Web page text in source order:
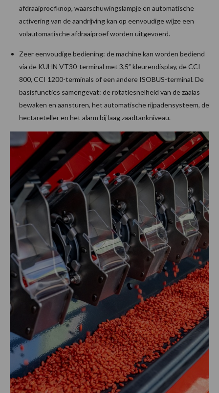
afdraaiproefknop, waarschuwingslampje en automatische
activering van de aandrijving kan op eenvoudige wijze een
volautomatische afdraaiproef worden uitgevoerd.
Zeer eenvoudige bediening: de machine kan worden bediend
via de KUHN VT30-terminal met 3,5” kleurendisplay, de CCI
800, CCI 1200-terminals of een andere ISOBUS-terminal. De
basisfuncties samengevat: de rotatiesnelheid van de zaaias
bewaken en aansturen, het automatische rijpadensysteem, de
hectareteller en het alarm bij laag zaadtankniveau.